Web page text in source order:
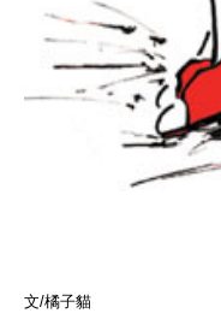
文/橘子貓